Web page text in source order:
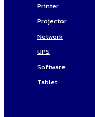
Printer
Projector
Network
UPS
Software
Tablet